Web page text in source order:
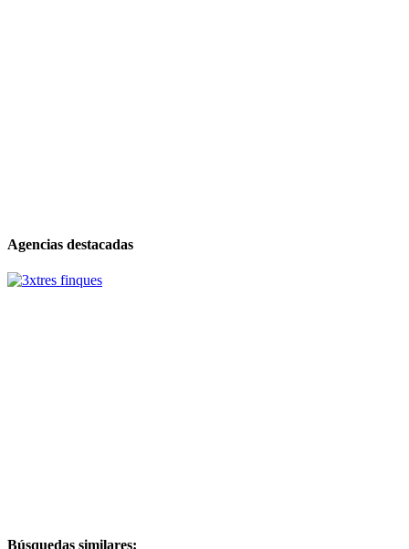
Agencias destacadas
Búsquedas similares: